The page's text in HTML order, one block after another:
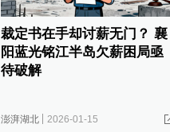
裁定书在手却讨薪无门？ 襄
阳蓝光铭江半岛欠薪困局亟
待破解
澎湃湖北 2026-01-15